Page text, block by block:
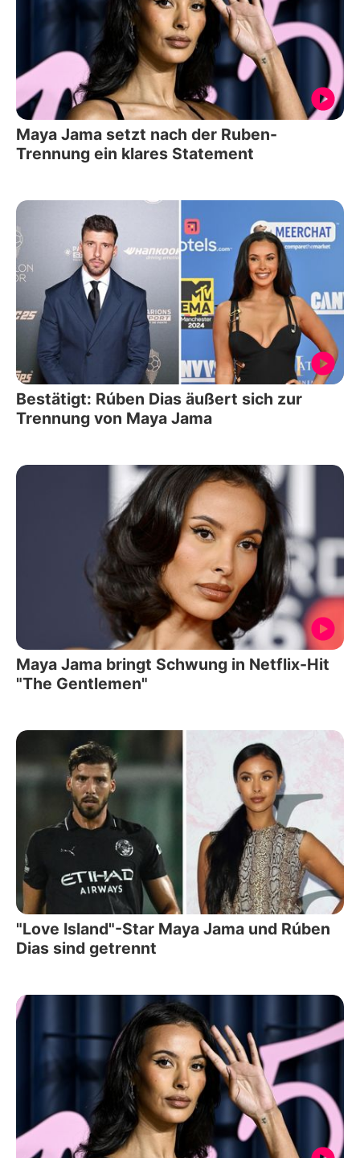
Maya Jama setzt nach der Ruben-
Trennung ein klares Statement
Bestätigt: Rúben Dias äußert sich zur
Trennung von Maya Jama
Maya Jama bringt Schwung in Netflix-Hit
"The Gentlemen"
"Love Island"-Star Maya Jama und Rúben
Dias sind getrennt